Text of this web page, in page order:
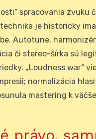
spracovania zvuku
je historicky
Autotune,
či stereo-šírka sú
„Loudness war“
normalizácia
mastering k
právo,